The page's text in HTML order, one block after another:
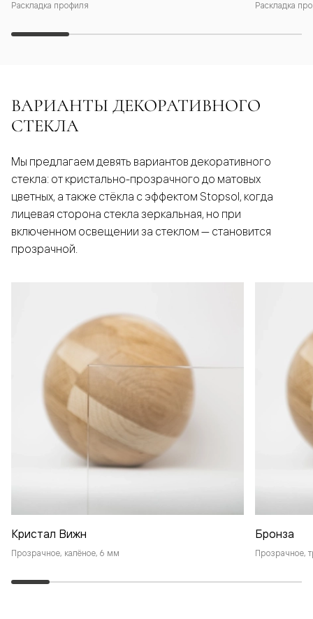
Раскладка профиля Раскладка
ВАРИАНТЫ ДЕКОРАТИВНОГО
СТЕКЛА
Мы предлагаем девять вариантов декоративного
стекла: от кристально-прозрачного до матовых
цветных, а также стёкла с эффектом Stopsol, когда
лицевая сторона стекла зеркальная, но при
включенном освещении за стеклом — становится
прозрачной.
Кристал Вижн
Прозрачное, калёное, 6 мм
Бронза
Прозрачное,